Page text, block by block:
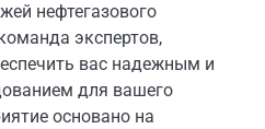
нефтегазового
экспертов,
вас надежным и
для вашего
основано на